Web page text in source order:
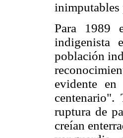
inimputables
Para 1989
indigenista
población
evidente
ruptura de
creían